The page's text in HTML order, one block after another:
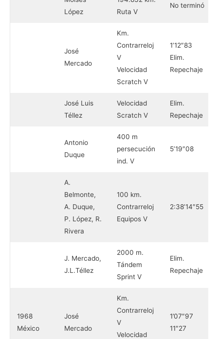
López
Ruta V
No terminó
José
Mercado
Km.
Contrarreloj
V
Velocidad
Scratch V
1’12″83
Elim.
Repechaje
José Luis
Téllez
Velocidad
Scratch V
Elim.
Repechaje
Antonio
Duque
400 m
persecución
ind. V
5’19″08
A.
Belmonte,
A. Duque,
P. López, R.
Rivera
100 km.
Contrarreloj
Equipos V
2:38’14″55
J. Mercado,
J.L.Téllez
2000 m.
Tándem
Sprint V
Elim.
Repechaje
1968
México
José
Mercado
Km.
Contrarreloj
V
Velocidad
1’07″97
11″27